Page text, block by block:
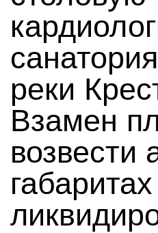
реки
Взамен
возвести
габаритах